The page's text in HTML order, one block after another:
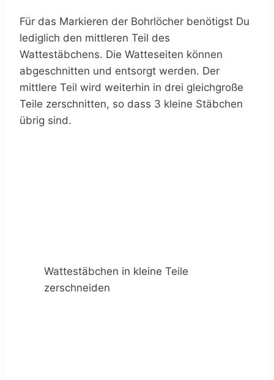
Für das Markieren der Bohrlöcher benötigst Du
lediglich den mittleren Teil des
Wattestäbchens. Die Watteseiten können
abgeschnitten und entsorgt werden. Der
mittlere Teil wird weiterhin in drei gleichgroße
Teile zerschnitten, so dass 3 kleine Stäbchen
übrig sind.
Wattestäbchen in kleine Teile
zerschneiden